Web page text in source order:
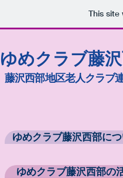
This site
ゆめクラブ藤
藤沢西部地区老人クラブ
ゆめクラブ藤沢西部に
ゆめクラブ藤沢西部の